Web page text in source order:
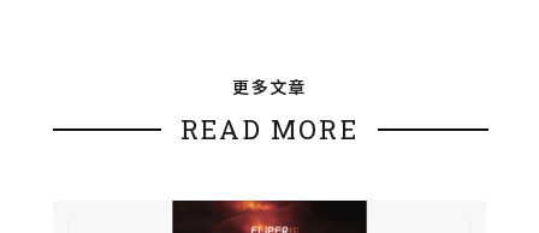
更多文章
READ MORE